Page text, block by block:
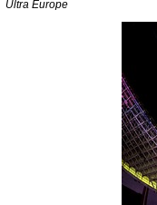
Ultra Europe